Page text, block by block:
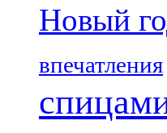
Новый
впечатления